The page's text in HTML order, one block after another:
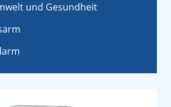
und Gesundheit